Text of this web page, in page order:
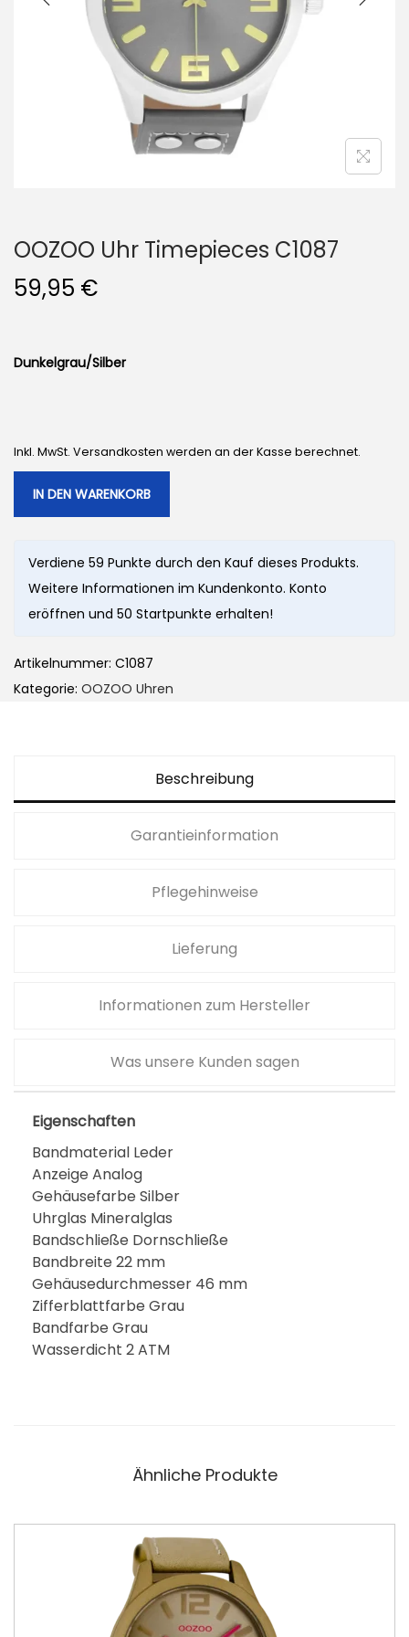
i
n
OOZOO Uhr Timepieces C1087
59,95 €
Dunkelgrau/Silber
Inkl. MwSt. Versandkosten werden an der Kasse berechnet.
IN DEN WARENKORB
Verdiene 59 Punkte durch den Kauf dieses Produkts.
Weitere Informationen im Kundenkonto. Konto
eröffnen und 50 Startpunkte erhalten!
Artikelnummer: C1087
Kategorie: OOZOO Uhren
Beschreibung
Garantieinformation
Pflegehinweise
Lieferung
Informationen zum Hersteller
Was unsere Kunden sagen
Eigenschaften
Bandmaterial Leder
Anzeige Analog
Gehäusefarbe Silber
Uhrglas Mineralglas
Bandschließe Dornschließe
Bandbreite 22 mm
Gehäusedurchmesser 46 mm
Zifferblattfarbe Grau
Bandfarbe Grau
Wasserdicht 2 ATM
Ähnliche Produkte